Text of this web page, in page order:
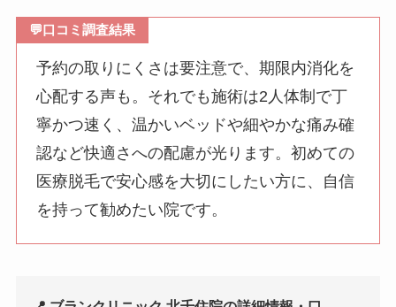
💬口コミ調査結果
予約の取りにくさは要注意で、期限内消化を
心配する声も。それでも施術は2人体制で丁
寧かつ速く、温かいベッドや細やかな痛み確
認など快適さへの配慮が光ります。初めての
医療脱毛で安心感を大切にしたい方に、自信
を持って勧めたい院です。